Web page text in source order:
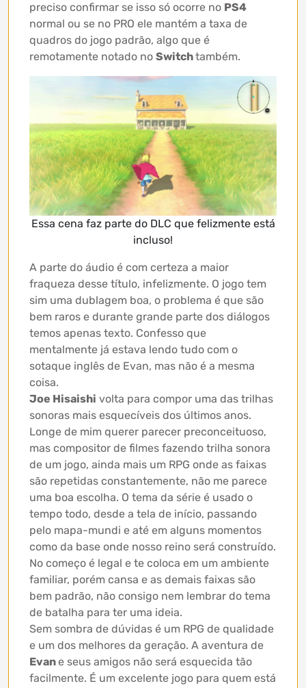
preciso confirmar se isso só ocorre no PS4
normal ou se no PRO ele mantém a taxa de
quadros do jogo padrão, algo que é
remotamente notado no Switchtambém.
Essa cena faz parte do DLC que felizmente está
incluso!
A parte do áudio é com certeza a maior
fraqueza desse título, infelizmente. O jogo tem
sim uma dublagem boa, o problema é que são
bem raros e durante grande parte dos diálogos
temos apenas texto. Confesso que
mentalmente já estava lendo tudo com o
sotaque inglês de Evan, mas não é a mesma
coisa.
Joe Hisaishi volta para compor uma das trilhas
sonoras mais esquecíveis dos últimos anos.
Longe de mim querer parecer preconceituoso,
mas compositor de filmes fazendo trilha sonora
de um jogo, ainda mais um RPG onde as faixas
são repetidas constantemente, não me parece
uma boa escolha. O tema da série é usado o
tempo todo, desde a tela de início, passando
pelo mapa-mundi e até em alguns momentos
como da base onde nosso reino será construído.
No começo é legal e te coloca em um ambiente
familiar, porém cansa e as demais faixas são
bem padrão, não consigo nem lembrar do tema
de batalha para ter uma ideia.
Sem sombra de dúvidas é um RPG de qualidade
e um dos melhores da geração. A aventura de
Evane seus amigos não será esquecida tão
facilmente. É um excelente jogo para quem está